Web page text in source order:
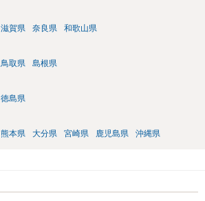
滋賀県 奈良県 和歌山県
鳥取県 島根県
徳島県
熊本県 大分県 宮崎県 鹿児島県 沖縄県